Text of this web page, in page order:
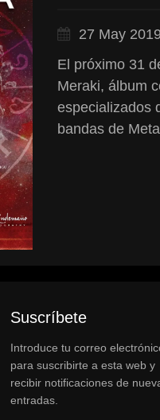
27 May
El próximo 31
Meraki, álbum
especializados
bandas de
Suscríbete
Introduce tu correo
para suscribirte a esta web y
recibir notificaciones de
entradas.